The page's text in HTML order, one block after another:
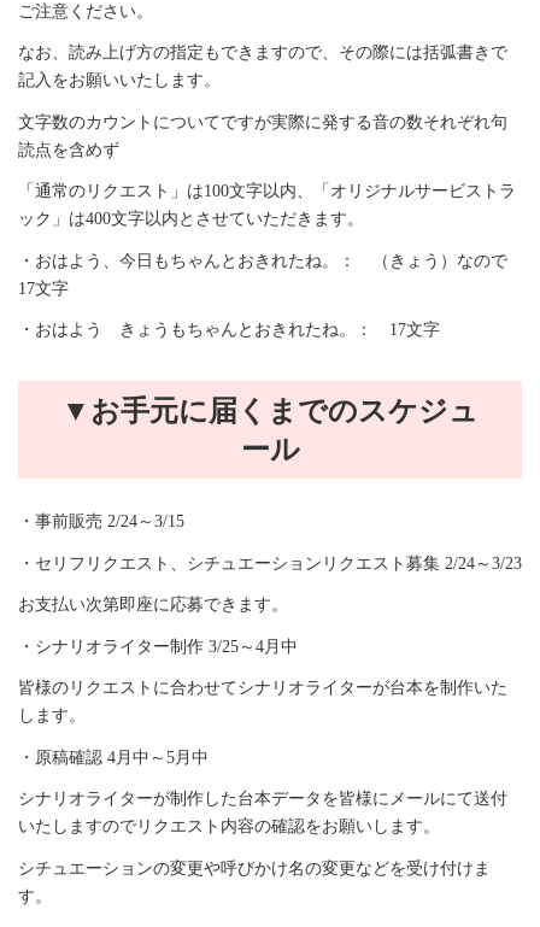
ご注意ください。
なお、読み上げ方の指定もできますので、その際には括弧書きで
記入をお願いいたします。
文字数のカウントについてですが実際に発する音の数それぞれ句
読点を含めず
「通常のリクエスト」は100文字以内、「オリジナルサービストラ
ック」は400文字以内とさせていただきます。
・おはよう、今日もちゃんとおきれたね。： （きょう）なので
17文字
・おはよう きょうもちゃんとおきれたね。： 17文字
▼お手元に届くまでのスケジュ
ール
・事前販売 2/24～3/15
・セリフリクエスト、シチュエーションリクエスト募集 2/24～3/23
お支払い次第即座に応募できます。
・シナリオライター制作 3/25～4月中
皆様のリクエストに合わせてシナリオライターが台本を制作いた
します。
・原稿確認 4月中～5月中
シナリオライターが制作した台本データを皆様にメールにて送付
いたしますのでリクエスト内容の確認をお願いします。
シチュエーションの変更や呼びかけ名の変更などを受け付けま
す。